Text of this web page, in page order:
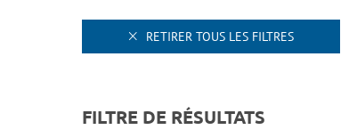
RETIRER TOUS LES FILTRES
FILTRE DE RÉSULTATS